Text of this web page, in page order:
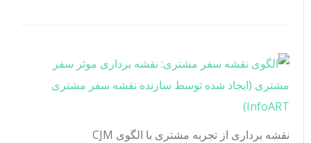
نقشه برداری از تجربه مشتری با الگوی CJM